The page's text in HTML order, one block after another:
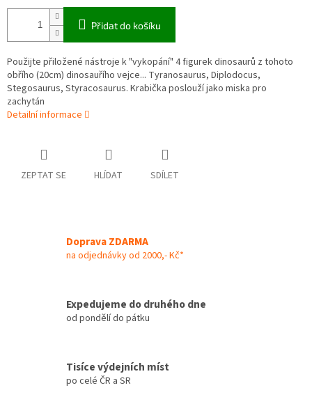
Přidat do košíku
Použijte přiložené nástroje k "vykopání" 4 figurek dinosaurů z tohoto
obřího (20cm) dinosauřího vejce... Tyranosaurus, Diplodocus,
Stegosaurus, Styracosaurus. Krabička poslouží jako miska pro
zachytán
Detailní informace
ZEPTAT SE HLÍDAT SDÍLET
Doprava ZDARMA
na odjednávky od 2000,- Kč*
Expedujeme do druhého dne
od pondělí do pátku
Tisíce výdejních míst
po celé ČR a SR